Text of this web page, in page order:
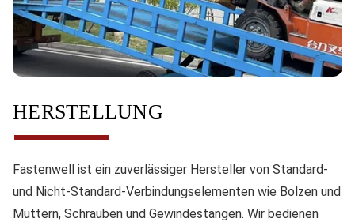
HERSTELLUNG
Fastenwell ist ein zuverlässiger Hersteller von Standard-
und Nicht-Standard-Verbindungselementen wie Bolzen und
Muttern, Schrauben und Gewindestangen. Wir bedienen